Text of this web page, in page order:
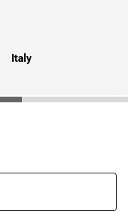
Italy